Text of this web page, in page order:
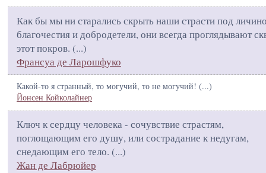
Как бы мы ни старались скрыть наши страсти под
благочестия и добродетели, они всегда проглядывают
этот покров. (...)
Франсуа де Ларошфуко
Какой-то я странный, то могучий, то не могучий! (...)
Йонсен Койколайнер
Ключ к сердцу человека - сочувствие страстям,
поглощающим его душу, или сострадание к недугам,
снедающим его тело. (...)
Жан де Лабрюйер